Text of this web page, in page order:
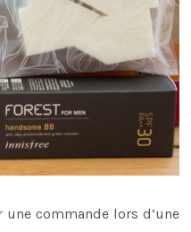
commande lors d’une